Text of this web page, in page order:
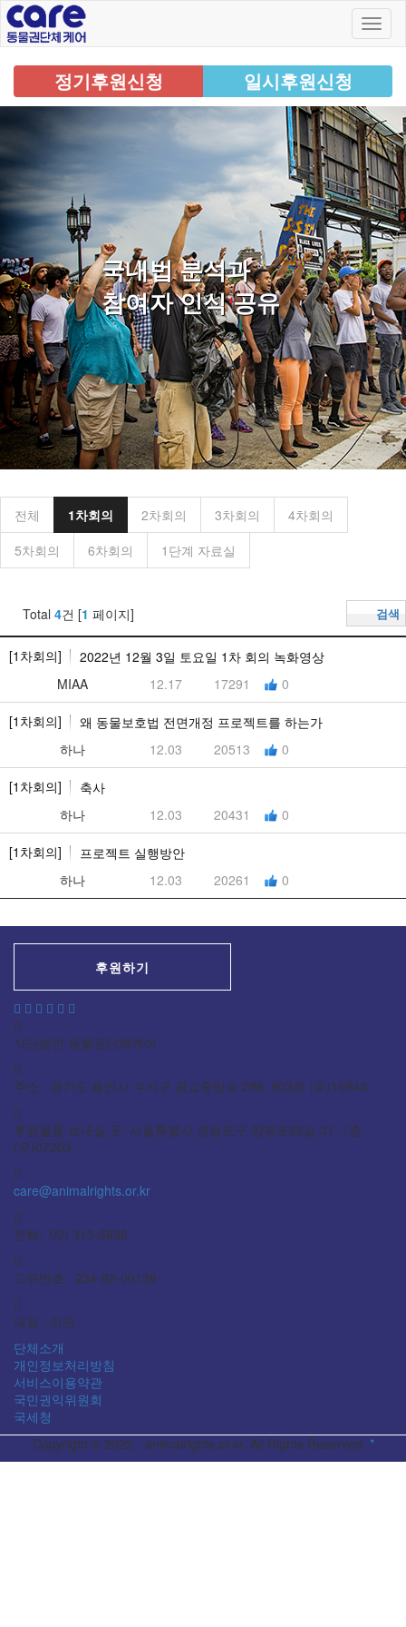
정기후원신청 일시후원신청
국내법 분석과
참여자 인식 공유
전체 1차회의 2차회의 3차회의
4차회의
5차회의
6차회의 1단계 자료실
Total 4건 [1 페이지] 검색
[1차회의]
2022년 12월 3일 토요일 1차 회의 녹화영상
MIAA
12.17 17291 0
[1차회의]
왜 동물보호법 전면개정 프로젝트를 하는가
하나
12.03 20513 0
[1차회의]
축사
하나
12.03 20431 0
[1차회의]
프로젝트 실행방안
하나
12.03 20261 0
후원하기
사단법인 동물권단체케어
주소: 경기도 용인시 수지구 광교중앙로 298, 903호 (우)16943
후원물품 보내실 곳: 서울특별시 영등포구 양평로22길 31, 1층
(우)07203
care@animalrights.or.kr
전화: 02) 313-8886
고유번호: 234-82-00138
대표 : 이찬
단체소개
개인정보처리방침
서비스이용약관
국민권익위원회
국세청
Copyright © 2022 - animalrights.or.kr. All Rights Reserved. *